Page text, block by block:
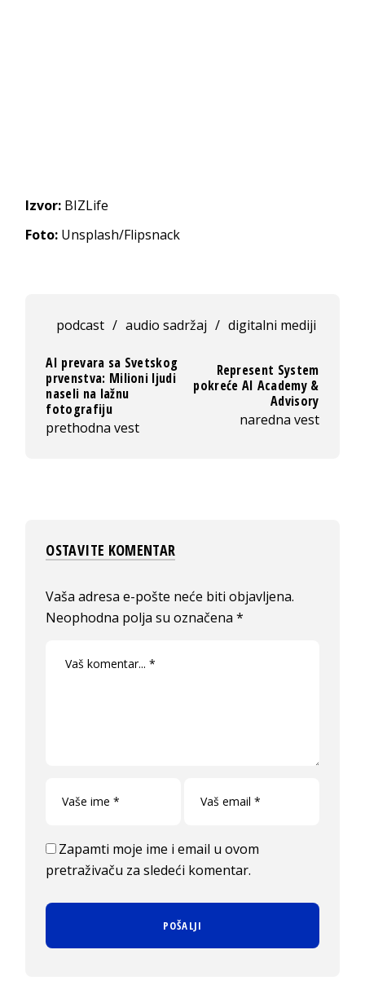
Izvor: BIZLife
Foto: Unsplash/Flipsnack
podcast / audio sadržaj / digitalni mediji
AI prevara sa Svetskog
prvenstva: Milioni ljudi
naseli na lažnu
fotografiju
prethodna vest
Represent System
pokreće AI Academy &
Advisory
naredna vest
OSTAVITE KOMENTAR
Vaša adresa e-pošte neće biti objavljena.
Neophodna polja su označena*
Zapamti moje ime i email u ovom
pretraživaču za sledeći komentar.